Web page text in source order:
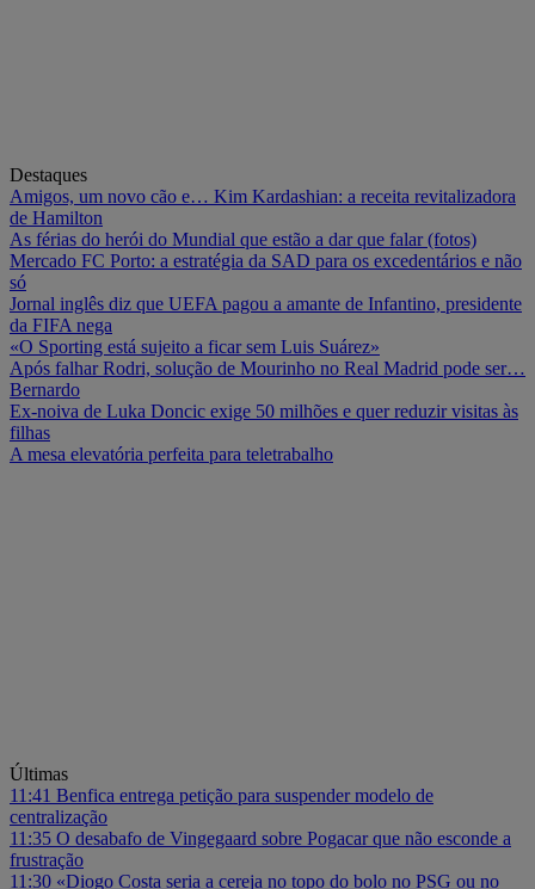
Destaques
Amigos, um novo cão e… Kim Kardashian: a receita revitalizadora
de Hamilton
As férias do herói do Mundial que estão a dar que falar (fotos)
Mercado FC Porto: a estratégia da SAD para os excedentários e não
só
Jornal inglês diz que UEFA pagou a amante de Infantino, presidente
da FIFA nega
«O Sporting está sujeito a ficar sem Luis Suárez»
Após falhar Rodri, solução de Mourinho no Real Madrid pode ser…
Bernardo
Ex-noiva de Luka Doncic exige 50 milhões e quer reduzir visitas às
filhas
A mesa elevatória perfeita para teletrabalho
Últimas
11:41 Benfica entrega petição para suspender modelo de
centralização
11:35 O desabafo de Vingegaard sobre Pogacar que não esconde a
frustração
11:30 «Diogo Costa seria a cereja no topo do bolo no PSG ou no